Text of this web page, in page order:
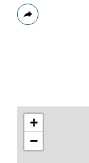
Plus
de
+
−